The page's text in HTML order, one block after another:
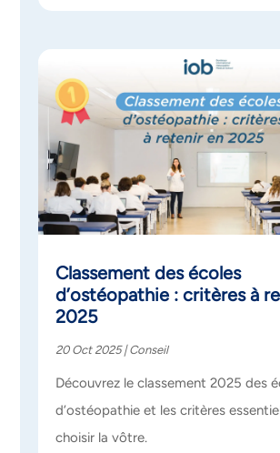
Classement des écoles
d’ostéopathie : critères à
2025
20 Oct 2025|Conseil
Découvrez le classement 2025 des
d’ostéopathie et les critères
choisir la vôtre.